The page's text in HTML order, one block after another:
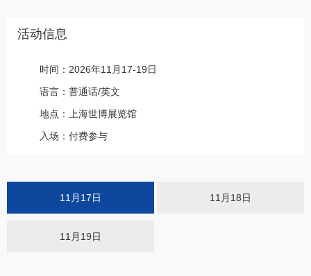
活动信息
时间：2026年11月17-19日
语言：普通话/英文
地点：上海世博展览馆
入场：付费参与
11月17日 11月18日
11月19日